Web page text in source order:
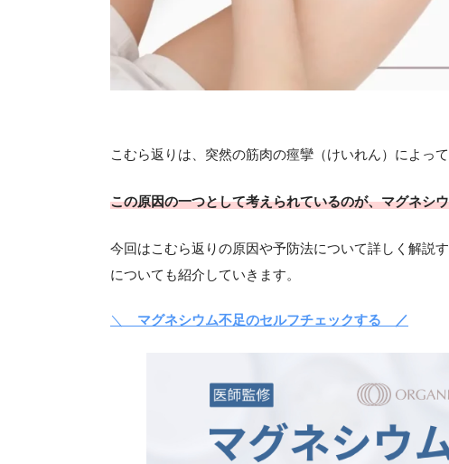
こむら返りは、突然の筋肉の痙攣（けいれん）によっ
この原因の一つとして考えられているのが、マグネシ
今回はこむら返りの原因や予防法について詳しく解説
についても紹介していきます。
＼ マグネシウム不足のセルフチェックする ／